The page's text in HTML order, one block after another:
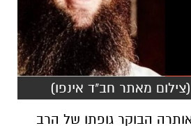
מאתר חב"ד אינפו)
הבוקר גופתו של הרב